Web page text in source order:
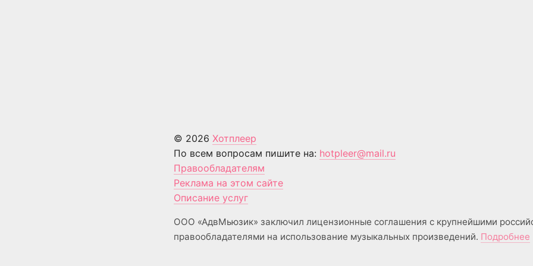
© 2026 Хотплеер
По всем вопросам пишите на: hotpleer@mail.ru
Правообладателям
Реклама на этом сайте
Описание услуг
ООО «АдвМьюзик» заключил лицензионные соглашения с крупнейшими
правообладателями на использование музыкальных произведений. Подробнее